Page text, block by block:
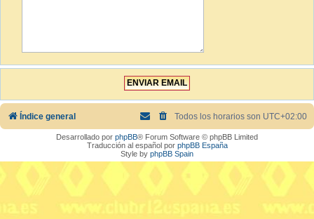
Índice general Todos los horarios son UTC+02:00
Desarrollado por phpBB® Forum Software © phpBB Limited
Traducción al español por phpBB España
Style by phpBB Spain